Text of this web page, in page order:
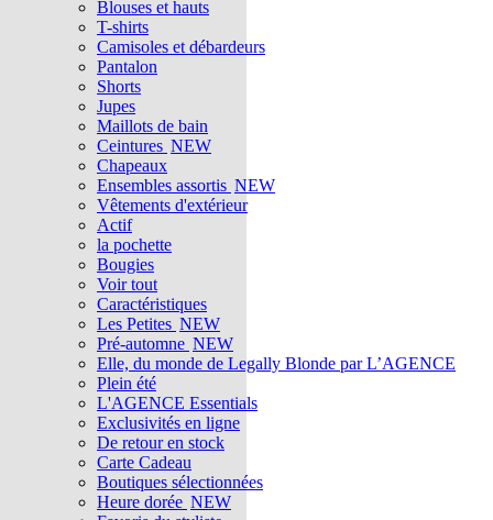
Blouses et hauts
T-shirts
Camisoles et débardeurs
Pantalon
Shorts
Jupes
Maillots de bain
Ceintures NEW
Chapeaux
Ensembles assortis NEW
Vêtements d'extérieur
Actif
la pochette
Bougies
Voir tout
Caractéristiques
Les Petites NEW
Pré-automne NEW
Elle, du monde de Legally Blonde par L’AGENCE
Plein été
L'AGENCE Essentials
Exclusivités en ligne
De retour en stock
Carte Cadeau
Boutiques sélectionnées
Heure dorée NEW